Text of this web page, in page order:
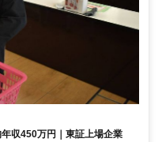
収450万円｜東証上場企業